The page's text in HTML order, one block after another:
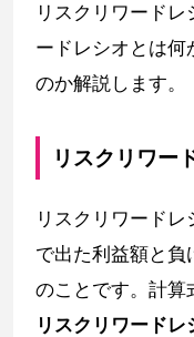
リスクリワード
ードレシオとは何
のか解説します。
リスクリワー
リスクリワード
で出た利益額と
のことです。計算
リスクリワード